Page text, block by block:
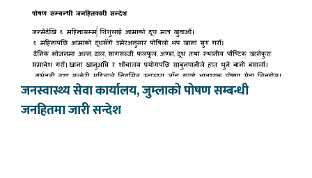
जनस्वास्थ्य सेवा कार्यालय, जुम्लाको पोषण सम्बन्धी
जनहितमा जारी सन्देश